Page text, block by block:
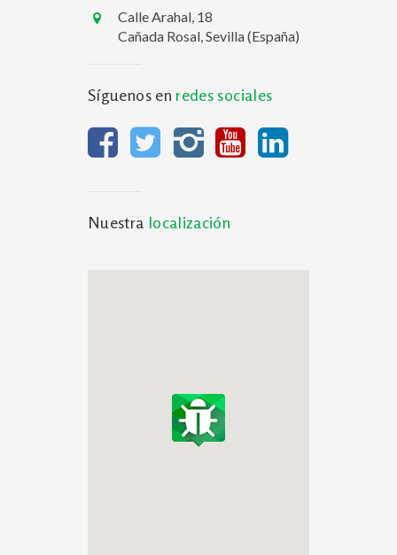
Calle Arahal, 18
Cañada Rosal, Sevilla (España)
Síguenos enredes sociales
Nuestra localización